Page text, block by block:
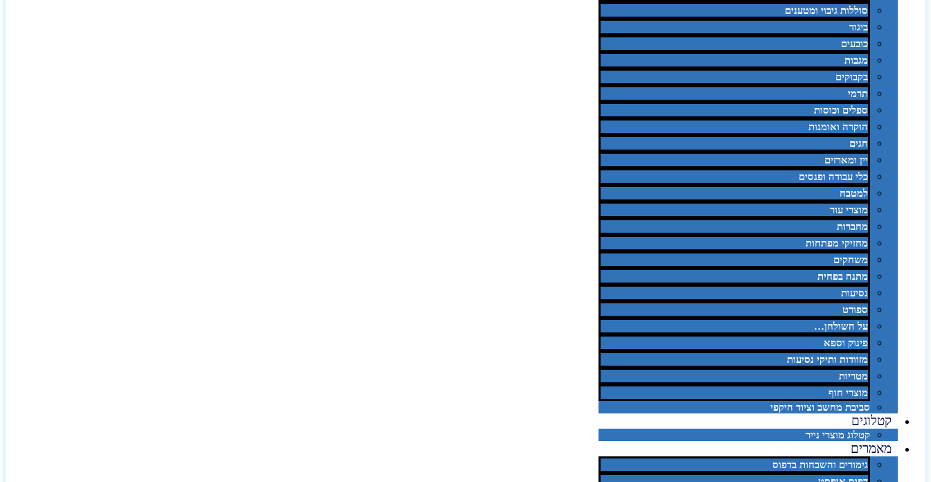
סוללות גיבוי ומטענים
ביגוד
כובעים
מגבות
בקבוקים
תרמי
ספלים וכוסות
הוקרה ואומנות
חגים
יין ומארזים
כלי עבודה ופנסים
למטבח
מוצרי עור
מחברות
מחזיקי מפתחות
משחקים
מתנה בפחית
נסיעות
ספורט
על השולחן…
פינוק וספא
מזוודות ותיקי נסיעות
מטריות
מוצרי חוף
סביבת מחשב וציוד היקפי
קטלוגים
קטלוג מוצרי נייר
מאמרים
גימורים והשבחות בדפוס